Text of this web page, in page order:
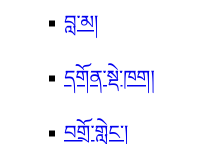
བླ་མ།
དགོན་སྡེ་ཁག།
བགྲོ་གླེང་།